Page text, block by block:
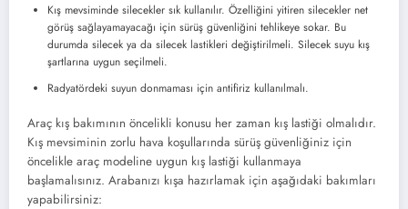
Kış mevsiminde silecekler sık kullanılır. Özelliğini yitiren silecekler net
görüş sağlayamayacağı için sürüş güvenliğini tehlikeye sokar. Bu
durumda silecek ya da silecek lastikleri değiştirilmeli. Silecek suyu kış
şartlarına uygun seçilmeli.
Radyatördeki suyun donmaması için antifiriz kullanılmalı.
Araç kış bakımının öncelikli konusu her zaman kış lastiği olmalıdır.
Kış mevsiminin zorlu hava koşullarında sürüş güvenliğiniz için
öncelikle araç modeline uygun kış lastiği kullanmaya
başlamalısınız. Arabanızı kışa hazırlamak için aşağıdaki bakımları
yapabilirsiniz: